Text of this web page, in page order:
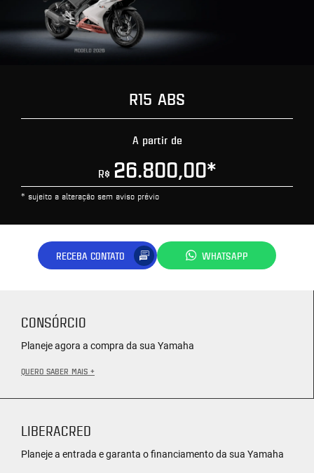
R15 ABS
A partir de
R$ 26.800,00*
* sujeito a alteração sem aviso prévio
RECEBA CONTATO WHATSAPP
CONSÓRCIO
Planeje agora a compra da sua Yamaha
QUERO SABER MAIS +
LIBERACRED
Planeje a entrada e garanta o financiamento da sua Yamaha